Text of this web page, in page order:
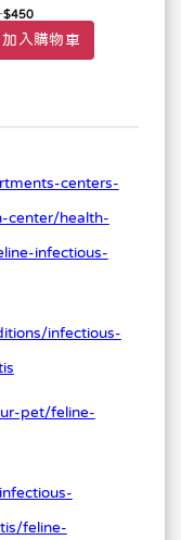
$450
加入購物車
centers-
center/health-
infectious-
infectious-
pet/feline-
feline-